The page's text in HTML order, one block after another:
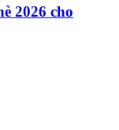
2026 cho